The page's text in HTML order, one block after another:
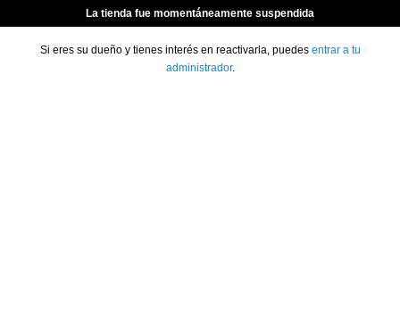
La tienda fue momentáneamente suspendida
Si eres su dueño y tienes interés en reactivarla, puedes entrar a tu
administrador.